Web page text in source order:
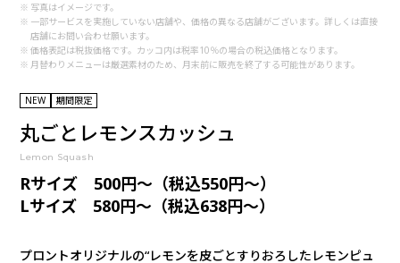
写真はイメージです。
一部サービスを実施していない店舗や、価格の異なる店舗がございます。詳しくは直接
店舗にお問い合わせ願います。
価格表記は税抜価格です。カッコ内は税率10％の場合の税込価格となります。
月替わりメニューは厳選素材のため、月末前に販売を終了する可能性があります。
NEW 期間限定
丸ごとレモンスカッシュ
Lemon Squash
Rサイズ 500円～（税込550円～）
Lサイズ 580円～（税込638円～）
プロントオリジナルの“レモンを皮ごとすりおろしたレモンピュ